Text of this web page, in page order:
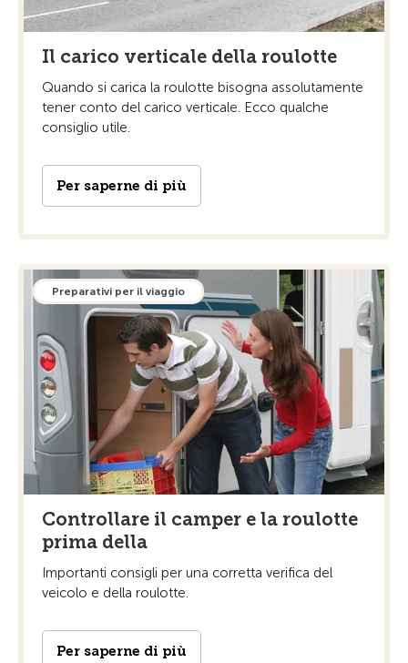
Il carico verticale della roulotte
Quando si carica la roulotte bisogna assolutamente
tener conto del carico verticale. Ecco qualche
consiglio utile.
Per saperne di più
Preparativi per il viaggio
Controllare il camper e la roulotte
prima della
Importanti consigli per una corretta verifica del
veicolo e della roulotte.
Per saperne di più